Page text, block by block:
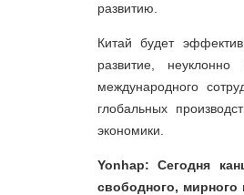
развитию.
Китай будет
развитие,
международного
глобальных
экономики.
Yonhap: Сегодня
свободного, мирного